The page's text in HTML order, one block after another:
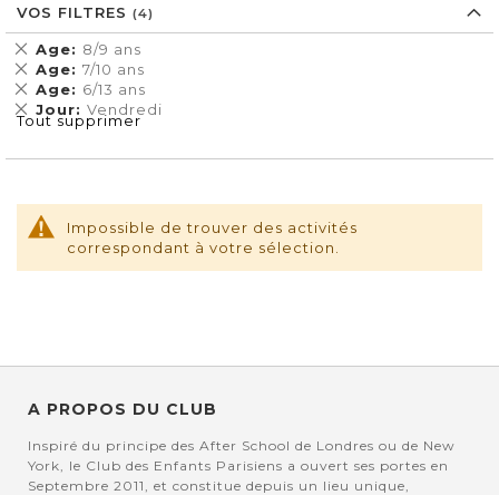
Impossible de trouver des activités
correspondant à votre sélection.
VOS FILTRES
Age 8/9 ans
Supprimer
cet
Élément
Age 7/10 ans
Supprimer
cet
Élément
Age 6/13 ans
Supprimer
cet
Élément
Jour Vendredi
Supprimer
cet
Tout supprimer
A PROPOS DU CLUB
Inspiré du principe des After School de Londres ou de New
York, le Club des Enfants Parisiens a ouvert ses portes en
Septembre 2011, et constitue depuis un lieu unique,